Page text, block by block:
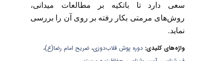
سعی دارد تا باتکیه بر مطالعات میدانی،
روش‌های مرمتی بکار رفته بر روی آن را بررسی
نماید.
واژه‌های کلیدی:دوره پوش قلاب‌دوزی،ضریح امام رضا(ع)،